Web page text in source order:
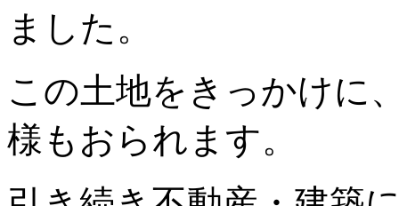
ました。
この土地をきっかけに
様もおられます。